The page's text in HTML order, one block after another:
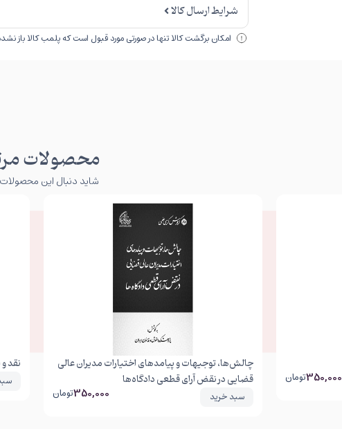
شرایط ارسال کالا
امکان برگشت کالا تنها در صورتی مورد قبول است که پلمب کالا باز
محصولات
شاید دنبال این
350,000تومان
چالش‌ها، توجیهات و پیامدهای اختیارات مدیران عالی
قضایی در نقض آرای قطعی دادگاه‌ها
سبد خرید 350,000تومان
نقد